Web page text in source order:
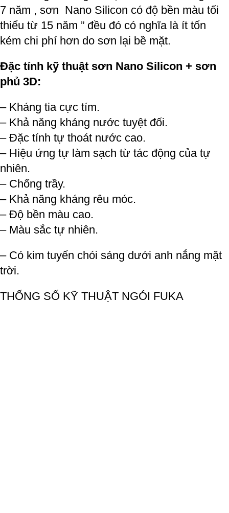
7 năm , sơn Nano Silicon có độ bền màu tối
thiểu từ 15 năm ” đều đó có nghĩa là ít tốn
kém chi phí hơn do sơn lại bề mặt.
Đặc tính kỹ thuật sơn Nano Silicon + sơn
phủ 3D:
– Kháng tia cực tím.
– Khả năng kháng nước tuyệt đối.
– Đặc tính tự thoát nước cao.
– Hiệu ứng tự làm sạch từ tác động của tự
nhiên.
– Chống trầy.
– Khả năng kháng rêu móc.
– Độ bền màu cao.
– Màu sắc tự nhiên.
– Có kim tuyến chói sáng dưới anh nắng mặt
trời.
THỐNG SỐ KỸ THUẬT NGÓI FUKA